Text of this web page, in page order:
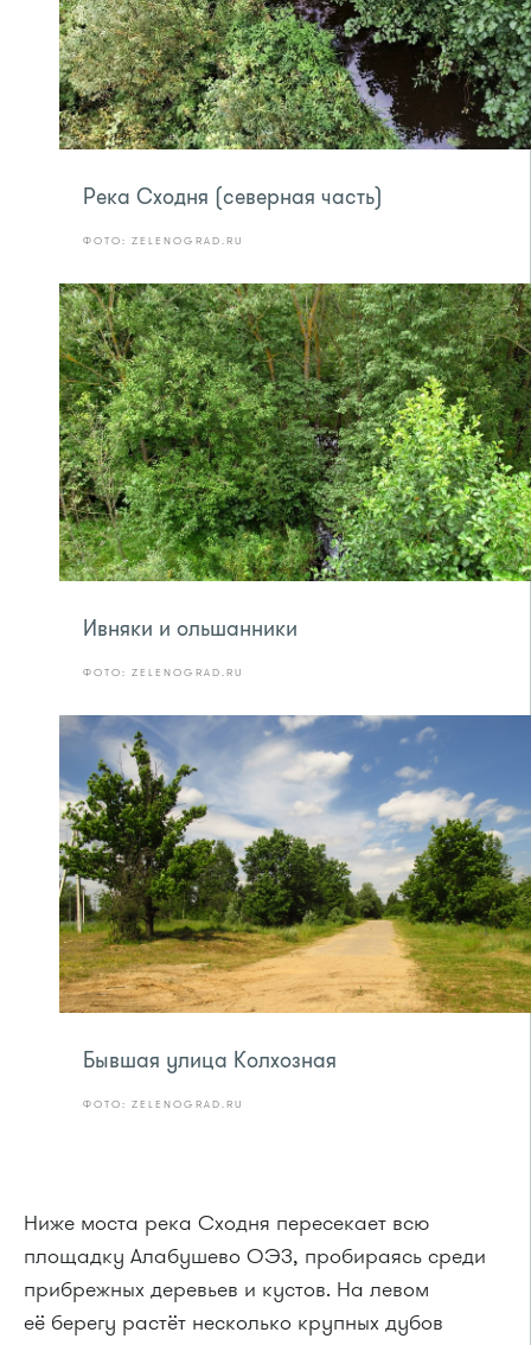
Река Сходня (северная часть)
ФОТО: ZELENOGRAD.RU
Ивняки и ольшанники
ФОТО: ZELENOGRAD.RU
Бывшая улица Колхозная
ФОТО: ZELENOGRAD.RU
Ниже моста река Сходня пересекает всю
площадку Алабушево ОЭЗ, пробираясь среди
прибрежных деревьев и кустов. На левом
её берегу растёт несколько крупных дубов